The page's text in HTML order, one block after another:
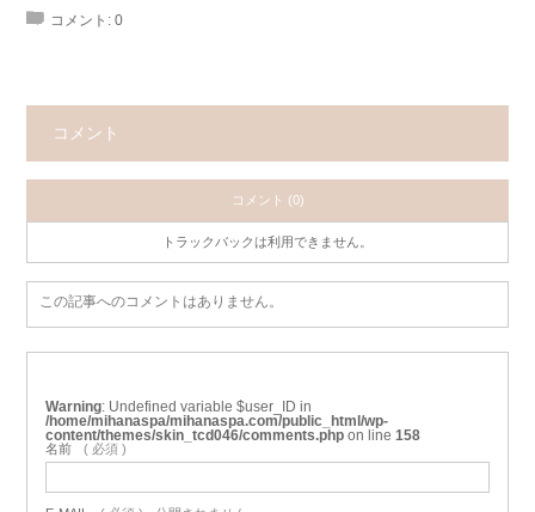
コメント: 0
コメント
コメント (0)
トラックバックは利用できません。
この記事へのコメントはありません。
Warning : Undefined variable $user_ID in
/home/mihanaspa/mihanaspa.com/public_html/wp-
content/themes/skin_tcd046/comments.php on line 158
名前 ( 必須 )